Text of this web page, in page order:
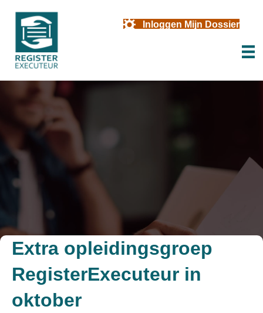
Inloggen Mijn Dossier
Extra opleidingsgroep
RegisterExecuteur in
oktober